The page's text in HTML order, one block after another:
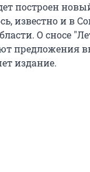
построен
известно и в
О сносе
предложения
издание.